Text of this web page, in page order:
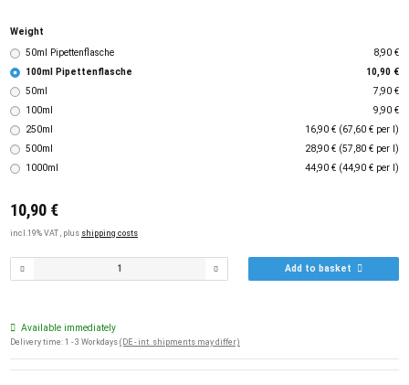
Weight
50ml Pipettenflasche
8,90 €
100ml Pipettenflasche
10,90 €
50ml
7,90 €
100ml
9,90 €
250ml
16,90 € (67,60 € per l)
500ml
28,90 € (57,80 € per l)
1000ml
44,90 € (44,90 € per l)
10,90 €
incl.19% VAT , plus shipping costs
Add to basket
Available immediately
Delivery time: 1 - 3 Workdays (DE - int. shipments may differ)